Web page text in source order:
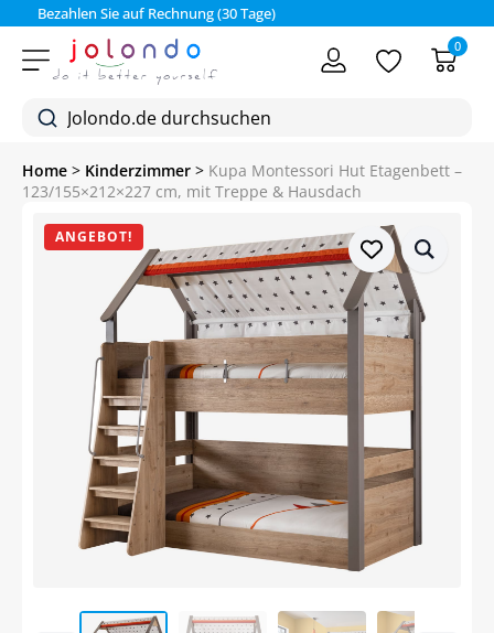
Bezahlen Sie auf Rechnung (30 Tage)
0
Home > Kinderzimmer > Kupa Montessori Hut Etagenbett –
123/155×212×227 cm, mit Treppe & Hausdach
ANGEBOT!